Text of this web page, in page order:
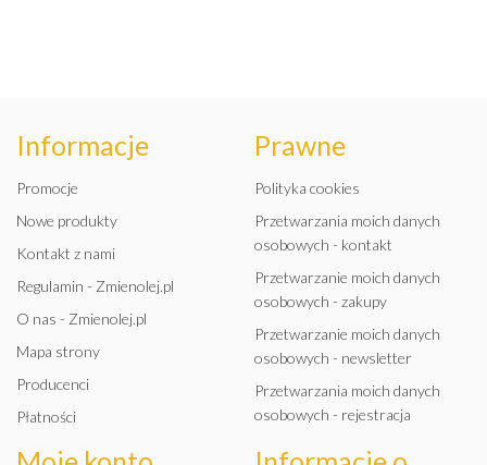
Informacje
Promocje
Nowe produkty
Kontakt z nami
Regulamin - Zmienolej.pl
O nas - Zmienolej.pl
Mapa strony
Producenci
Płatności
Prawne
Polityka cookies
Przetwarzania moich danych
osobowych - kontakt
Przetwarzanie moich danych
osobowych - zakupy
Przetwarzanie moich danych
osobowych - newsletter
Przetwarzania moich danych
osobowych - rejestracja